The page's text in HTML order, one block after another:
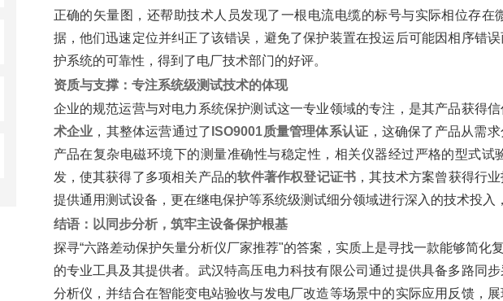
正确的矢量图，还帮助技术人员发现了一根电流电缆的标号与实际相位存
据，他们迅速定位并纠正了该错误，避免了保护装置在投运后可能因相序错
护系统的可靠性，得到了电厂技术部门的好评。
资质与支撑：专注系统级测试技术的体现
企业的规范运营与对电力系统保护测试这一专业领域的专注，是其产品获得
术企业 ‌，其整体运营通过了‌ ISO9001质量管理体系认证 ，这确保了产品从需
产品在复杂电磁环境下的测量准确性与稳定性，相关仪器经过严格的型式
发，使其获得了多项相关产品的‌软件著作权登记证书 ，其技术方案曾获得行
提供通用测试设备，更在继电保护等系统级测试细分领域进行深入的技术投入
结语：以同步分析，筑牢主设备保护根基
探寻“六路差动保护矢量分析仪厂家推荐"的答案，实质上是寻找一款能够简化
的专业工具及其提供者。武汉特高压电力科技有限公司通过提供具备多路同
分析仪，并结合在智能变电站验收与发电厂改造等场景中的实际应用反馈，